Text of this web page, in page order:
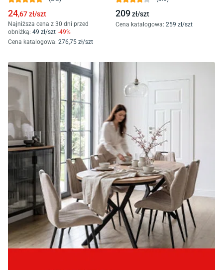
24,67zł/szt
Najniższa cena z 30 dni przed
obniżką: 49 zł/szt -49%
Cena katalogowa: 276,75 zł/szt
209zł/szt
Cena katalogowa: 259 zł/szt